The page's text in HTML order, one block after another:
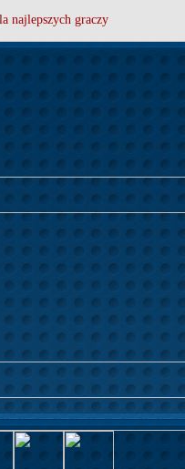
najlepszych graczy